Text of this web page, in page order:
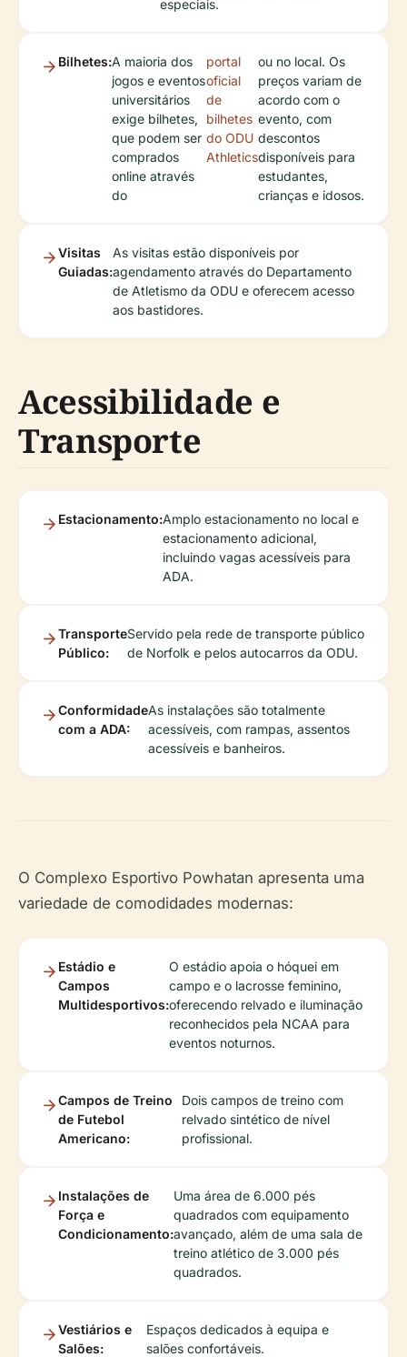
especiais.
Bilhetes:A maioria dos
jogos e eventos
universitários
exige bilhetes,
que podem ser
comprados
online através
do
portal
oficial
de
bilhetes
do ODU
Athletics
ou no local. Os
preços variam de
acordo com o
evento, com
descontos
disponíveis para
estudantes,
crianças e idosos.
Visitas
Guiadas:
As visitas estão disponíveis por
agendamento através do Departamento
de Atletismo da ODU e oferecem acesso
aos bastidores.
Acessibilidade e
Transporte
Estacionamento:Amplo estacionamento no local e
estacionamento adicional,
incluindo vagas acessíveis para
ADA.
Transporte
Público:
Servido pela rede de transporte público
de Norfolk e pelos autocarros da ODU.
Conformidade
com a ADA:
As instalações são totalmente
acessíveis, com rampas, assentos
acessíveis e banheiros.
O Complexo Esportivo Powhatan apresenta uma
variedade de comodidades modernas:
Estádio e
Campos
Multidesportivos:
O estádio apoia o hóquei em
campo e o lacrosse feminino,
oferecendo relvado e iluminação
reconhecidos pela NCAA para
eventos noturnos.
Campos de Treino
de Futebol
Americano:
Dois campos de treino com
relvado sintético de nível
profissional.
Instalações de
Força e
Condicionamento:
Uma área de 6.000 pés
quadrados com equipamento
avançado, além de uma sala de
treino atlético de 3.000 pés
quadrados.
Vestiários e
Salões:
Espaços dedicados à equipa e
salões confortáveis.